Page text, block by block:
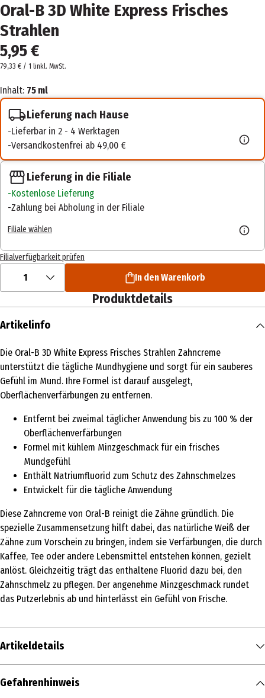
Oral-B 3D White Express Frisches
Strahlen
5,95 €
79,33 € / 1 linkl. MwSt.
Inhalt: 75 ml
Lieferung nach Hause
Lieferbar in 2 - 4 Werktagen
Versandkostenfrei ab 49,00 €
Lieferung in die Filiale
Kostenlose Lieferung
Zahlung bei Abholung in der Filiale
Filiale wählen
Filialverfügbarkeit prüfen
1 In den Warenkorb
Produktdetails
Artikelinfo
Die Oral-B 3D White Express Frisches Strahlen Zahncreme
unterstützt die tägliche Mundhygiene und sorgt für ein sauberes
Gefühl im Mund. Ihre Formel ist darauf ausgelegt,
Oberflächenverfärbungen zu entfernen.
Entfernt bei zweimal täglicher Anwendung bis zu 100 % der
Oberflächenverfärbungen
Formel mit kühlem Minzgeschmack für ein frisches
Mundgefühl
Enthält Natriumfluorid zum Schutz des Zahnschmelzes
Entwickelt für die tägliche Anwendung
Diese Zahncreme von Oral-B reinigt die Zähne gründlich. Die
spezielle Zusammensetzung hilft dabei, das natürliche Weiß der
Zähne zum Vorschein zu bringen, indem sie Verfärbungen, die durch
Kaffee, Tee oder andere Lebensmittel entstehen können, gezielt
anlöst. Gleichzeitig trägt das enthaltene Fluorid dazu bei, den
Zahnschmelz zu pflegen. Der angenehme Minzgeschmack rundet
das Putzerlebnis ab und hinterlässt ein Gefühl von Frische.
Artikeldetails
Inhalt
Gefahrenhinweis